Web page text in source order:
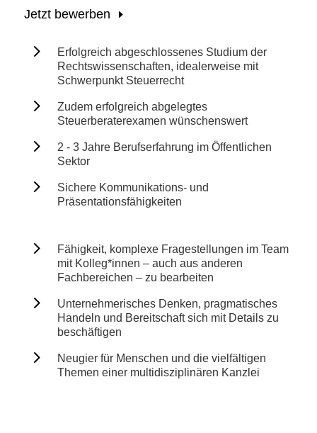
Jetzt bewerben
5
Erfolgreich abgeschlossenes Studium der
Rechtswissenschaften, idealerweise mit
Schwerpunkt Steuerrecht
5
Zudem erfolgreich abgelegtes
Steuerberaterexamen wünschenswert
5
2 - 3 Jahre Berufserfahrung im Öffentlichen
Sektor
5
Sichere Kommunikations- und
Präsentationsfähigkeiten
5
Fähigkeit, komplexe Fragestellungen im Team
mit Kolleg*innen – auch aus anderen
Fachbereichen – zu bearbeiten
5
Unternehmerisches Denken, pragmatisches
Handeln und Bereitschaft sich mit Details zu
beschäftigen
5
Neugier für Menschen und die vielfältigen
Themen einer multidisziplinären Kanzlei